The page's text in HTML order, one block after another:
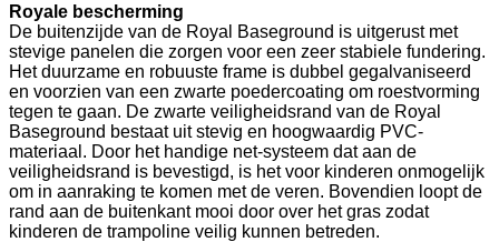
Royale bescherming
De buitenzijde van de Royal Baseground is uitgerust met
stevige panelen die zorgen voor een zeer stabiele fundering.
Het duurzame en robuuste frame is dubbel gegalvaniseerd
en voorzien van een zwarte poedercoating om roestvorming
tegen te gaan. De zwarte veiligheidsrand van de Royal
Baseground bestaat uit stevig en hoogwaardig PVC-
materiaal. Door het handige net-systeem dat aan de
veiligheidsrand is bevestigd, is het voor kinderen onmogelijk
om in aanraking te komen met de veren. Bovendien loopt de
rand aan de buitenkant mooi door over het gras zodat
kinderen de trampoline veilig kunnen betreden.